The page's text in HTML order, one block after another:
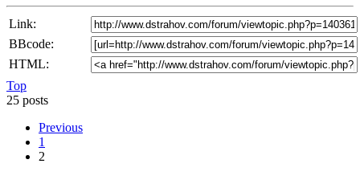
Link:
BBcode:
HTML:
Top
25 posts
Previous
1
2